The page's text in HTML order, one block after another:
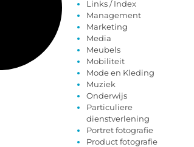
Links / Index
Management
Marketing
Media
Meubels
Mobiliteit
Mode en Kleding
Muziek
Onderwijs
Particuliere
dienstverlening
Portret fotografie
Product fotografie